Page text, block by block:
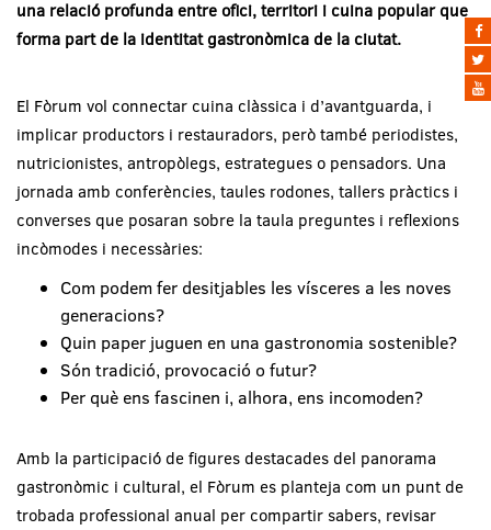
una relació profunda entre ofici, territori i cuina popular que
forma part de la identitat gastronòmica de la ciutat.
El Fòrum vol connectar cuina clàssica i d’avantguarda, i
implicar productors i restauradors, però també periodistes,
nutricionistes, antropòlegs, estrategues o pensadors. Una
jornada amb conferències, taules rodones, tallers pràctics i
converses que posaran sobre la taula preguntes i reflexions
incòmodes i necessàries:
Com podem fer desitjables les vísceres a les noves
generacions?
Quin paper juguen en una gastronomia sostenible?
Són tradició, provocació o futur?
Per què ens fascinen i, alhora, ens incomoden?
Amb la participació de figures destacades del panorama
gastronòmic i cultural, el Fòrum es planteja com un punt de
trobada professional anual per compartir sabers, revisar